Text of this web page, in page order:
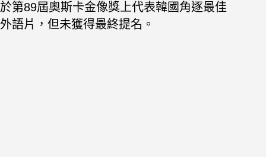
於第89屆奧斯卡金像獎上代表韓國角逐最佳
外語片，但未獲得最終提名。